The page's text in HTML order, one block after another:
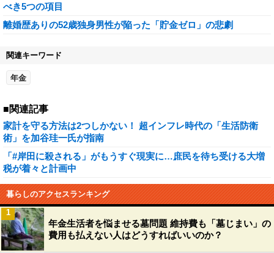
べき5つの項目
離婚歴ありの52歳独身男性が陥った「貯金ゼロ」の悲劇
関連キーワード
年金
■関連記事
家計を守る方法は2つしかない！ 超インフレ時代の「生活防衛
術」を加谷珪一氏が指南
「#岸田に殺される」がもうすぐ現実に…庶民を待ち受ける大増
税が着々と計画中
暮らしのアクセスランキング
年金生活者を悩ませる墓問題 維持費も「墓じまい」の
費用も払えない人はどうすればいいのか？
1